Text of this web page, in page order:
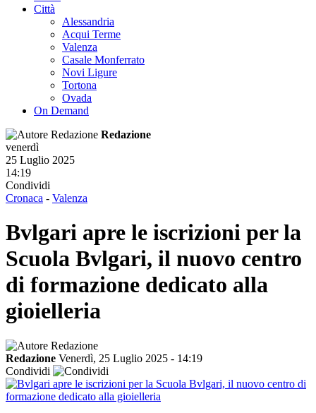
Città
Alessandria
Acqui Terme
Valenza
Casale Monferrato
Novi Ligure
Tortona
Ovada
On Demand
Redazione
venerdì
25 Luglio 2025
14:19
Condividi
Cronaca - Valenza
Bvlgari apre le iscrizioni per la
Scuola Bvlgari, il nuovo centro
di formazione dedicato alla
gioielleria
Redazione Venerdì, 25 Luglio 2025 - 14:19
Condividi